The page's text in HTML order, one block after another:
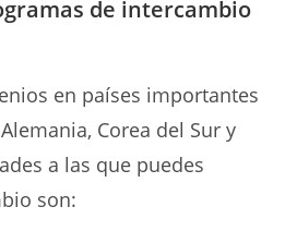
de intercambio
en países importantes
Corea del Sur y
a las que puedes
son: